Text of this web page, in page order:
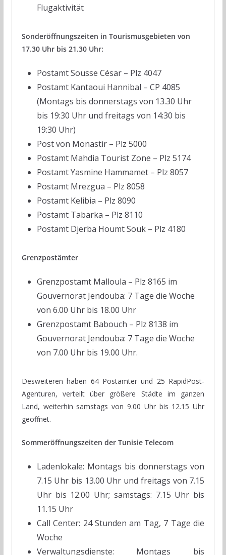
Flugaktivität
Sonderöffnungszeiten in Tourismusgebieten von
17.30 Uhr bis 21.30 Uhr:
Postamt Sousse César – Plz 4047
Postamt Kantaoui Hannibal – CP 4085
(Montags bis donnerstags von 13.30 Uhr
bis 19:30 Uhr und freitags von 14:30 bis
19:30 Uhr)
Post von Monastir – Plz 5000
Postamt Mahdia Tourist Zone – Plz 5174
Postamt Yasmine Hammamet – Plz 8057
Postamt Mrezgua – Plz 8058
Postamt Kelibia – Plz 8090
Postamt Tabarka – Plz 8110
Postamt Djerba Houmt Souk – Plz 4180
Grenzpostämter
Grenzpostamt Malloula – Plz 8165 im
Gouvernorat Jendouba: 7 Tage die Woche
von 6.00 Uhr bis 18.00 Uhr
Grenzpostamt Babouch – Plz 8138 im
Gouvernorat Jendouba: 7 Tage die Woche
von 7.00 Uhr bis 19.00 Uhr.
Desweiteren haben 64 Postämter und 25 RapidPost-
Agenturen, verteilt über größere Städte im ganzen
Land, weiterhin samstags von 9.00 Uhr bis 12.15 Uhr
geöffnet.
Sommeröffnungszeiten der Tunisie Telecom
Ladenlokale: Montags bis donnerstags von
7.15 Uhr bis 13.00 Uhr und freitags von 7.15
Uhr bis 12.00 Uhr; samstags: 7.15 Uhr bis
11.15 Uhr
Call Center: 24 Stunden am Tag, 7 Tage die
Woche
Verwaltungsdienste: Montags bis